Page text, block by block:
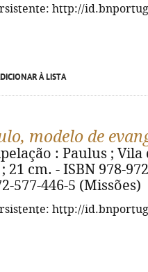
http://
À LISTA
modelo de
: Paulus ; Vila
21 cm. - ISBN 978-
577-446-5 (Missões)
http://